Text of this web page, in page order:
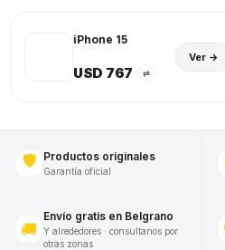
iPhone 15
USD 767 ⇄
Ver →
🛡️ Productos originales
Garantía oficial
🚚
Envío gratis en Belgrano
Y alrededores · consultanos por
otras zonas